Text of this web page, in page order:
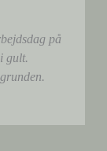
på
gult.